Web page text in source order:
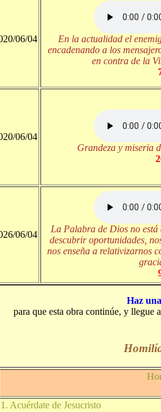
06/04
En la actualidad el
encadenando a los
en contra de la
06/04
Grandeza y miseria
06/04
La Palabra de Dios no
descubrir oportunidades,
nos enseña a relativizarnos
Haz
para que esta obra continúe, y llegue
1. Acuérdate de Jesucristo